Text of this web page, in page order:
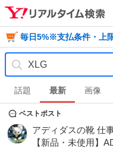
毎日5%※支払条件・上
話題 最新 画像
ベストポスト
アディダスの靴 仕
【新品・未使用】